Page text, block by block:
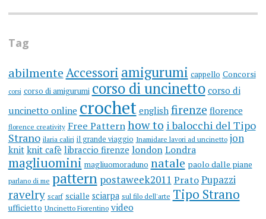
(ARGH)
Tag
abilmenteAccessori amigurumi cappello Concorsi
corsi corso di amigurumi corso di uncinetto corso di
uncinetto online crochet english firenze florence
florence creativity Free Pattern how to i balocchi del Tipo
Strano ilaria caliri il grande viaggio Inamidare lavori ad uncinetto jon
knit knit cafè libraccio firenze london Londra
magliuomini magliuomoraduno natale paolo dalle piane
parlano di me pattern postaweek2011 Prato Pupazzi
ravelry scarf scialle sciarpa sul filo dell'arte Tipo Strano
ufficietto Uncinetto Fiorentino video